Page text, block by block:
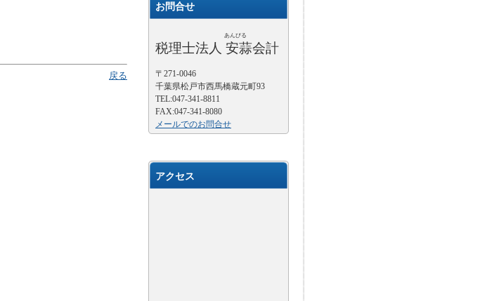
戻る
お問合せ
あんびる
税理士法人 安蒜会計
〒271-0046
千葉県松戸市西馬橋蔵元町93
TEL:047-341-8811
FAX:047-341-8080
メールでのお問合せ
アクセス